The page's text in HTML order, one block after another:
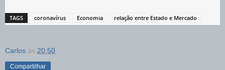
TAGS coronavírus Economia relação entre Estado e Mercado
Carlos às 20:50
Compartilhar